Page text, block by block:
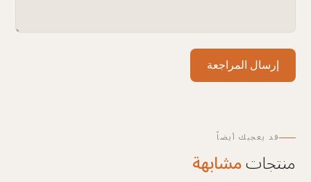
إرسال المراجعة
قد يعجبك أيضاً
منتجاتمشابهة